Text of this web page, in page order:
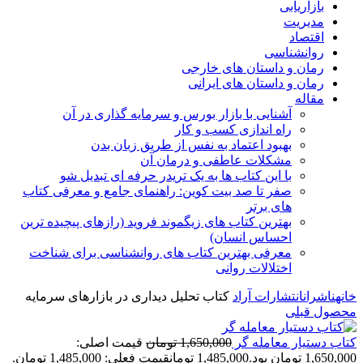
بازاریابی
مدیریت
اقتصاد
روانشناسی
رمان و داستان های خارجی
رمان و داستان های ایرانی
مقاله
آشنایی با بازار بورس و سرمایه گذاری در آن
راه اندازی کسب و کار
بهبود اعتماد به نفس از طریق زبان بدن
مشکلات عاطفی و درمان آن
با این کتاب ها به یک تریدر حرفه ای تبدیل شو
صفر تا صد بیت کوین: راهنمای جامع و معرفی کتاب
های برتر
بهترین کتاب های زیگموند فروید (رازهای پیچیده ترین
احساس انسان)
معرفی بهترین کتاب های روانشناسی برای شناخت
اختلالات روانی
خانهناشرانانتشارات آراد کتاب تحلیل دیداری در بازارهای سرمایه
محصول قبلی
کتاب دستیار معامله گر 1,650,000 تومان قیمت اصلی:
1,650,000 تومان بود.
1,485,000 تومانقیمت فعلی: 1,485,000 تومان.